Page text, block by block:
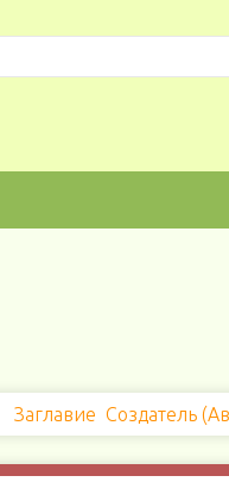
Заглавие Создатель